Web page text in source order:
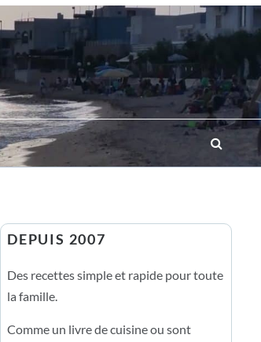
DEPUIS 2007
Des recettes simple et rapide pour toute
la famille.
Comme un livre de cuisine ou sont